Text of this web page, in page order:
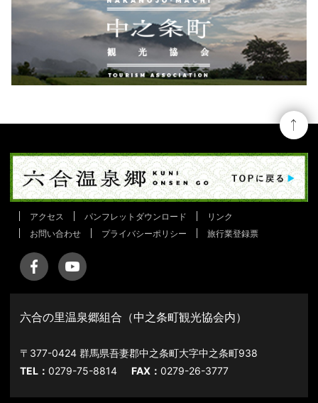
アクセス パンフレットダウンロード
リンク
お問い合わせ
プライバシーポリシー 旅行業登録票
六合の里温泉郷組合（中之条町観光協会内）
〒377-0424 群馬県吾妻郡中之条町大字中之条町938
TEL：0279-75-8814 FAX：0279-26-3777